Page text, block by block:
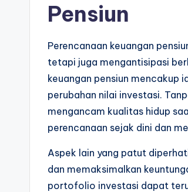
Pensiun
Perencanaan keuangan
tetapi juga mengantisipasi
keuangan pensiun mencakup
perubahan nilai investasi.
mengancam kualitas hidup
perencanaan sejak dini dan
Aspek lain yang patut
dan memaksimalkan
portofolio investasi dapat